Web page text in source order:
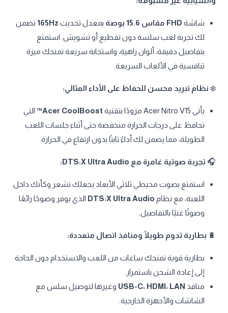
شاشة FHD مقاس 15.6 بوصة بمعدل تحديث 165Hz تضمن
لك تجربة لعب سلسة دون تقطيع أو تشويش. استمتع
بتفاصيل دقيقة، ألوان زاهية، واستجابة سريعة تمنحك ميزة
تنافسية في الألعاب السريعة.
❄️ نظام تبريد محسن للحفاظ على الأداء المثالي:
يأتي Acer Nitro V15 مزودًا بتقنية Acer CoolBoost™
التي
تحافظ على درجات الحرارة منخفضة حتى أثناء جلسات اللعب
الطويلة، مما يضمن لك أداءً ثابتًا بدون ارتفاع في الحرارة.
🎧 تجربة صوتية غامرة مع DTS:X Ultra Audio:
استمتع بصوت محيطي ثلاثي الأبعاد يجعلك تشعر وكأنك داخل
اللعبة، مع نظام DTS:X Ultra Audio الذي يوفر وضوحًا رائعًا
وصوتًا غنيًا بالتفاصيل.
🔋 بطارية تدوم طويلًا ومنافذ اتصال متعددة:
بطارية قوية تمنحك ساعات من اللعب والاستخدام دون الحاجة
إلى إعادة الشحن باستمرار.
منافذ USB-C، HDMI، LAN وغيرها لتوصيل سلس مع
الشاشات والأجهزة الخارجية.